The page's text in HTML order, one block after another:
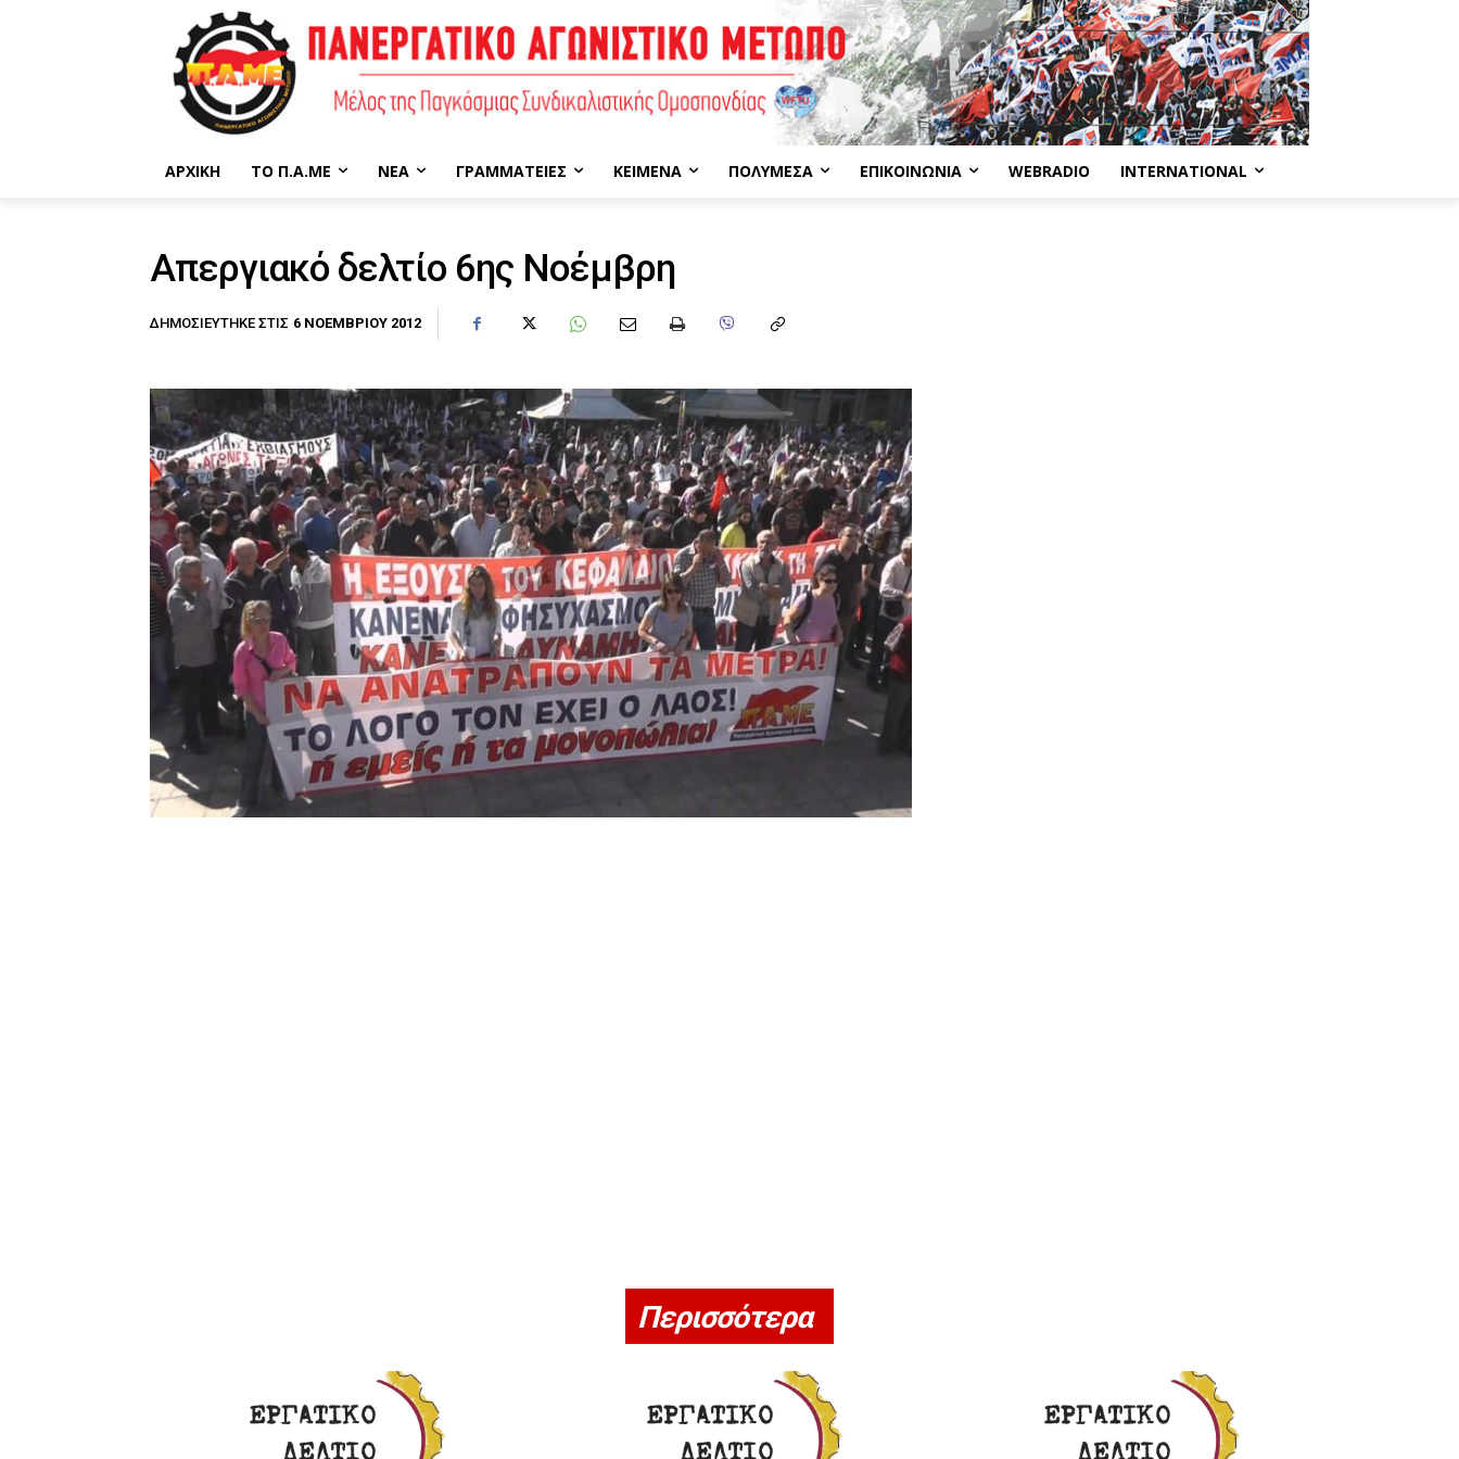
ΑΡΧΙΚΉ ΤΟ Π.Α.ΜΕ ΝΈΑ ΓΡΑΜΜΑΤΕΊΕΣ ΚΕΊΜΕΝΑ ΠΟΛΥΜΈΣΑ ΕΠΙΚΟΙΝΩΝΊΑ WEBRADIO INTERNATIONAL
Απεργιακό δελτίο 6ης Νοέμβρη
ΔΗΜΟΣΙΕΎΤΗΚΕ ΣΤΙΣ 6 ΝΟΕΜΒΡΊΟΥ 2012
Περισσότερα